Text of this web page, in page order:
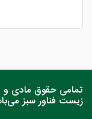
تمامی حقوق مادی
زیست فناور سبز